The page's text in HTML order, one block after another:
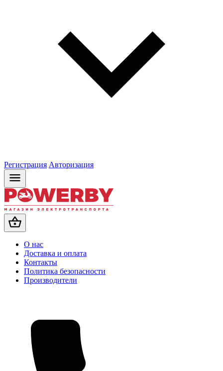
Регистрация Авторизация
О нас
Доставка и оплата
Контакты
Политика безопасности
Производители